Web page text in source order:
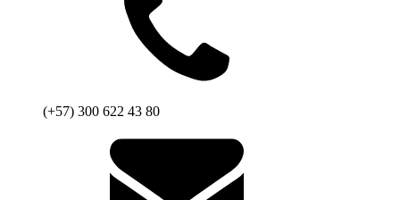
(+57) 300 622 43 80